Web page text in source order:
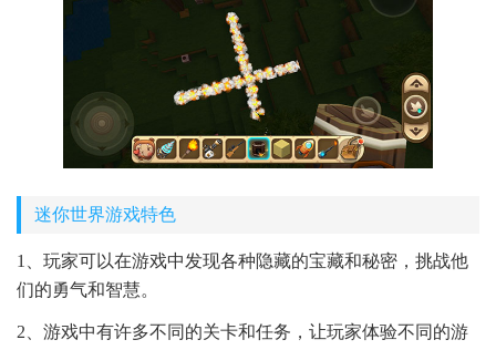
迷你世界游戏特色
1、玩家可以在游戏中发现各种隐藏的宝藏和秘密，挑战他
们的勇气和智慧。
2、游戏中有许多不同的关卡和任务，让玩家体验不同的游